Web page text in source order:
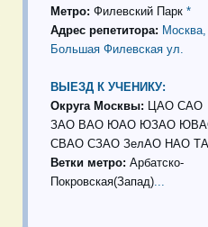
Метро: Филевский Парк *
Адрес репетитора: Москва,
Большая Филевская ул.
ВЫЕЗД К УЧЕНИКУ:
Округа Москвы: ЦАО САО
ЗАО ВАО ЮАО ЮЗАО
СВАО СЗАО ЗелАО НАО
Ветки метро: Арбатско-
Покровская(Запад)...